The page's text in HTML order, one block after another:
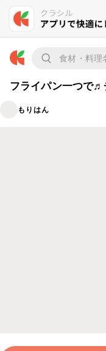
フライパン一つで♬
もりはん